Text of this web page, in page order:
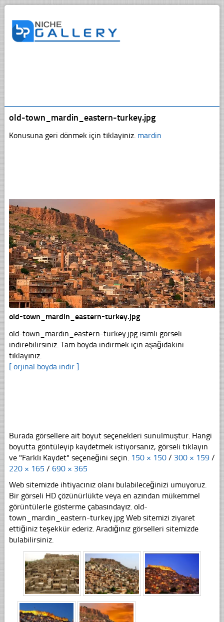
old-town_mardin_eastern-turkey.jpg
Konusuna geri dönmek için tıklayınız. mardin
old-town_mardin_eastern-turkey.jpg
old-town_mardin_eastern-turkey.jpg isimli görseli
indirebilirsiniz. Tam boyda indirmek için aşağıdakini
tıklayınız.
[ orjinal boyda indir ]
Burada görsellere ait boyut seçenekleri sunulmuştur. Hangi
boyutta göntüleyip kaydetmek istiyorsanız, görseli tıklayın
ve "Farklı Kaydet" seçeneğini seçin. 150 × 150 / 300 × 159 /
220 × 165 / 690 × 365
Web sitemizde ihtiyacınız olanı bulabileceğinizi umuyoruz.
Bir görseli HD çözünürlükte veya en azından mükemmel
görüntülerle gösterme çabasındayız. old-
town_mardin_eastern-turkey.jpg Web sitemizi ziyaret
ettiğiniz teşekkür ederiz. Aradığınız görselleri sitemizde
bulabilirsiniz.